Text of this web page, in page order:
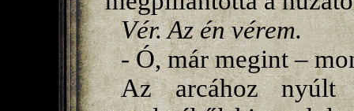
Vér. Az én vérem.
- Ó, már megint –
Az arcához nyúlt